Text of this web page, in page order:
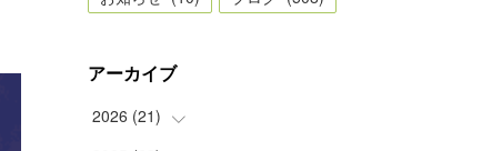
アーカイブ
2026 (21)